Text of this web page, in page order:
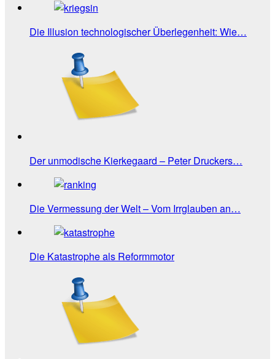
Die Illusion technologischer Überlegenheit: Wie…
Der unmodische Kierkegaard – Peter Druckers…
Die Vermessung der Welt – Vom Irrglauben an…
Die Katastrophe als Reformmotor